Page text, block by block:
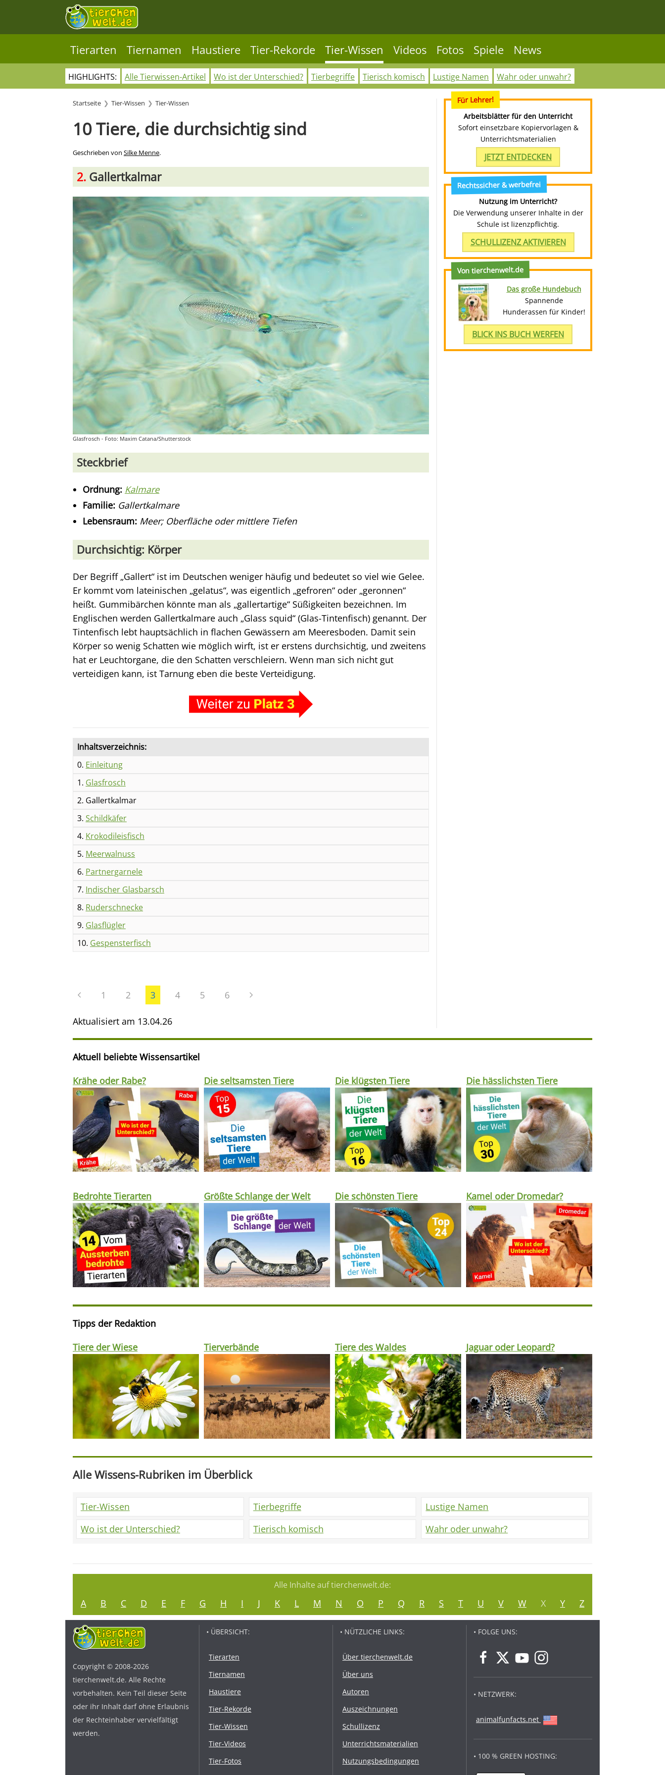
Tierarten Tiernamen Haustiere Tier-Rekorde Tier-Wissen Videos Fotos Spiele News
HIGHLIGHTS: Alle Tierwissen-Artikel Wo ist der Unterschied? Tierbegriffe Tierisch komisch Lustige Namen Wahr oder unwahr?
Startseite Tier-Wissen Tier-Wissen
10 Tiere, die durchsichtig sind
Geschrieben von Silke Menne.
2. Gallertkalmar
Glasfrosch - Foto: Maxim Catana/Shutterstock
Steckbrief
Ordnung: Kalmare
Familie: Gallertkalmare
Lebensraum: Meer; Oberfläche oder mittlere Tiefen
Durchsichtig: Körper
Der Begriff „Gallert“ ist im Deutschen weniger häufig und bedeutet so viel wie Gelee.
Er kommt vom lateinischen „gelatus“, was eigentlich „gefroren“ oder „geronnen“
heißt. Gummibärchen könnte man als „gallertartige“ Süßigkeiten bezeichnen. Im
Englischen werden Gallertkalmare auch „Glass squid“ (Glas-Tintenfisch) genannt. Der
Tintenfisch lebt hauptsächlich in flachen Gewässern am Meeresboden. Damit sein
Körper so wenig Schatten wie möglich wirft, ist er erstens durchsichtig, und zweitens
hat er Leuchtorgane, die den Schatten verschleiern. Wenn man sich nicht gut
verteidigen kann, ist Tarnung eben die beste Verteidigung.
Inhaltsverzeichnis:
0. Einleitung
1. Glasfrosch
2. Gallertkalmar
3. Schildkäfer
4. Krokodileisfisch
5. Meerwalnuss
6. Partnergarnele
7. Indischer Glasbarsch
8. Ruderschnecke
9. Glasflügler
10. Gespensterfisch
1 2 3 4 5 6
Aktualisiert am 13.04.26
Für Lehrer!
Arbeitsblätter für den Unterricht
Sofort einsetzbare Kopiervorlagen &
Unterrichtsmaterialien
JETZT ENTDECKEN
Rechtssicher & werbefrei
Nutzung im Unterricht?
Die Verwendung unserer Inhalte in der
Schule ist lizenzpflichtig.
SCHULLIZENZ AKTIVIEREN
Von tierchenwelt.de
Das große Hundebuch
Spannende
Hunderassen für Kinder!
BLICK INS BUCH WERFEN
Aktuell beliebte Wissensartikel
Krähe oder Rabe?
Die seltsamsten Tiere Die klügsten Tiere Die hässlichsten Tiere
Bedrohte Tierarten Größte Schlange der Welt Die schönsten Tiere Kamel oder Dromedar?
Tipps der Redaktion
Tiere der Wiese
Tierverbände Tiere des Waldes Jaguar oder Leopard?
Alle Wissens-Rubriken im Überblick
Tier-Wissen
Wo ist der Unterschied?
Tierbegriffe
Tierisch komisch
Lustige Namen
Wahr oder unwahr?
Alle Inhalte auf tierchenwelt.de:
A B C D E F G H I J K L M N O P Q R S T U V W X Y Z
Copyright © 2008-2026
tierchenwelt.de. Alle Rechte
vorbehalten. Kein Teil dieser Seite
oder ihr Inhalt darf ohne Erlaubnis
der Rechteinhaber vervielfältigt
werden.
• ÜBERSICHT:
Tierarten
Tiernamen
Haustiere
Tier-Rekorde
Tier-Wissen
Tier-Videos
Tier-Fotos
• NÜTZLICHE LINKS:
Über tierchenwelt.de
Über uns
Autoren
Auszeichnungen
Schullizenz
Unterrichtsmaterialien
Nutzungsbedingungen
• FOLGE UNS:
• NETZWERK:
animalfunfacts.net
• 100 % GREEN HOSTING: